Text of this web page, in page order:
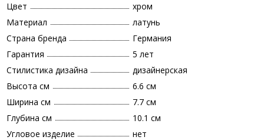
Цвет
хром
Материал
латунь
Страна бренда
Германия
Гарантия
5 лет
Стилистика дизайна
дизайнерская
Высота см
6.6 см
Ширина см
7.7 см
Глубина см
10.1 см
Угловое изделие
нет